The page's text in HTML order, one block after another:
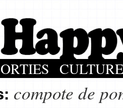
CULTURE
compote de